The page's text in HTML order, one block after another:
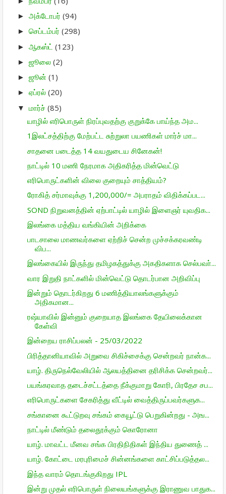
► அக்டோபர் (94)
► செப்டம்பர் (298)
► ஆகஸ்ட் (123)
► ஜூலை (2)
► ஜூன் (1)
► ஏப்ரல் (20)
▼ மார்ச் (85)
யாழில் எரிபொருள் நிரப்புவதற்கு குறுக்கே பாய்ந்த அம...
1இலட்சத்திற்கு மேற்பட்ட சுற்றுலா பயணிகள் மார்ச் மா...
சாதனை படைத்த 14 வயதுடைய சினேகன்!
நாட்டில் 10 மணி நேரமாக அதிகரித்த மின்வெட்டு
எரிபொருட்களின் விலை குறையும் சாத்தியம்?
ரோகித் சர்மாவுக்கு 1,200,000/= அபராதம் விதிக்கப்பட...
SOND நிறுவனத்தின் ஏற்பாட்டில் யாழில் இளைஞர் யுவதிக...
இலங்கை மத்திய வங்கியின் அறிக்கை
பாடசாலை மாணவர்களை ஏற்றிச் சென்ற முச்சக்கரவண்டி
விப...
இலங்கையில் இருந்து தமிழகத்துக்கு அகதிகளாக செல்பவா்...
வார இறுதி நாட்களில் மின்வெட்டு தொடர்பான அறிவிப்பு
இன்றும் தொடர்கிறது 6 மணித்தியாலங்களுக்கும்
அதிகமான...
ரஷ்யாவில் இன்னும் குறையாத இலங்கை தேயிலைக்கான
கேள்வி
இன்றைய ராசிப்பலன் - 25/03/2022
பிரித்தானியாவில் அறுவை சிகிச்சைக்கு சென்றவர் நான்க...
யாழ். திருநெல்வேலியில் ஆலயத்தினை தரிசிக்க சென்றவர்...
பயங்கரவாத தடைச்சட்டத்தை நீக்குமாறு கோரி, பிரதேச சப...
எரிபொருட்களை சேகரித்து வீட்டில் வைத்திருப்பவர்களுக...
சங்கானை கூட்டுறவு சங்கம் கையூட்டு பெறுகின்றது - அங...
நாட்டில் மீண்டும் தலைதூக்கும் கொரோனா
யாழ். மாவட்ட மீனவ சங்க பிரதிநிதிகள் இந்திய துணைத் ...
யாழ். கோட்டை மரபுரிமைச் சின்னங்களை காட்சிப்படுத்தல...
இந்த வாரம் தொடங்குகிறது IPL
இன்று முதல் எரிபொருள் நிலையங்களுக்கு இராணுவ பாதுக...